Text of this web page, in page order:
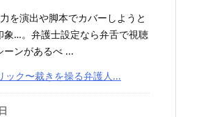
を演出や脚本でカバーしようと
象…。弁護士設定なら弁舌で視聴
ーンがあるべ ...
ック〜裁きを操る弁護人...